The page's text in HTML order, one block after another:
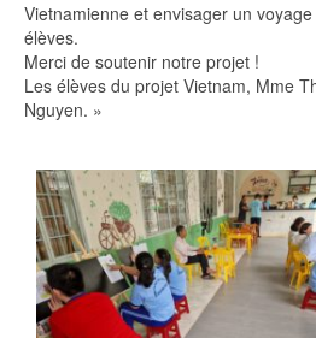
Vietnamienne et envisager un
élèves.
Merci de soutenir notre projet !
Les élèves du projet Vietnam, Mme
Nguyen. »